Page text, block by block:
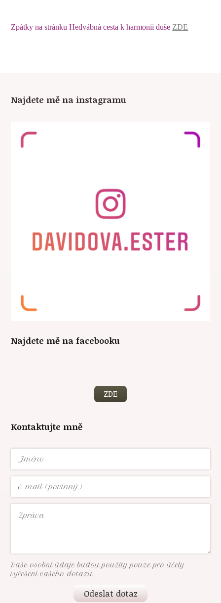
Zpátky na stránku Hedvábná cesta k harmonii duše ZDE
Najdete mě na instagramu
Najdete mě na facebooku
ZDE
Kontaktujte mně
Vaše osobní údaje budou použity pouze pro účely
vyřešení vašeho dotazu.
Odeslat dotaz